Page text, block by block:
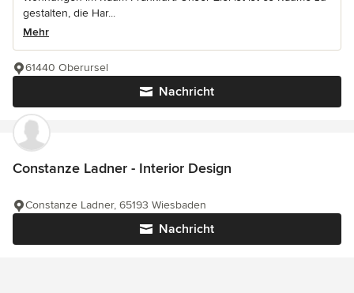
gestalten, die Har...
Mehr
Nachricht
61440 Oberursel
Constanze Ladner - Interior Design
Nachricht
Constanze Ladner, 65193 Wiesbaden